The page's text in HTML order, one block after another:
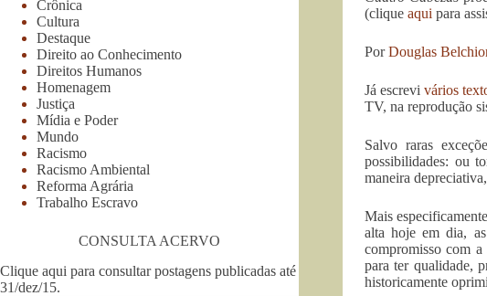
(clique aqui para
PorDouglas
Já escrevivários
TV, na reprodução
Salvo raras
possibilidades: ou
maneira
Mais
alta hoje em dia,
compromisso com
para ter qualidade,
historicamente
Crônica
Cultura
Destaque
Direito ao Conhecimento
Direitos Humanos
Homenagem
Justiça
Mídia e Poder
Mundo
Racismo
Racismo Ambiental
Reforma Agrária
Trabalho Escravo
CONSULTA ACERVO
Clique aqui para consultar postagens publicadas até
31/dez/15.